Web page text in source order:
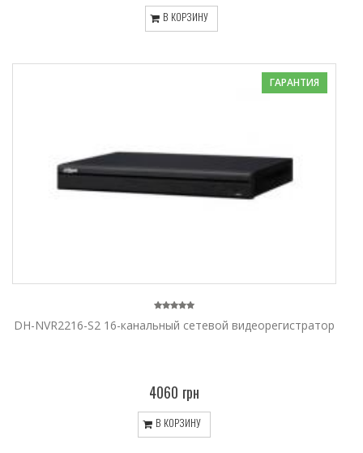
В КОРЗИНУ
ГАРАНТИЯ
DH-NVR2216-S2 16-канальный сетевой видеорегистратор
4060 грн
В КОРЗИНУ